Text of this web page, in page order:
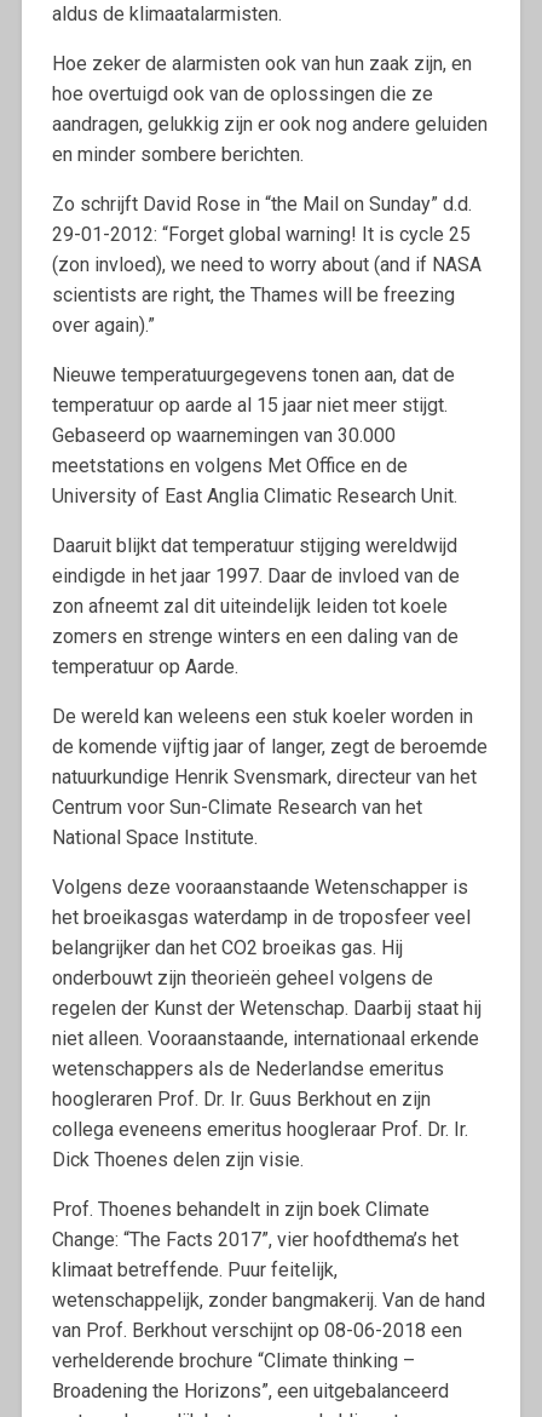
aldus de klimaatalarmisten.
Hoe zeker de alarmisten ook van hun zaak zijn, en
hoe overtuigd ook van de oplossingen die ze
aandragen, gelukkig zijn er ook nog andere geluiden
en minder sombere berichten.
Zo schrijft David Rose in “the Mail on Sunday” d.d.
29-01-2012: “Forget global warning! It is cycle 25
(zon invloed), we need to worry about (and if NASA
scientists are right, the Thames will be freezing
over again).”
Nieuwe temperatuurgegevens tonen aan, dat de
temperatuur op aarde al 15 jaar niet meer stijgt.
Gebaseerd op waarnemingen van 30.000
meetstations en volgens Met Office en de
University of East Anglia Climatic Research Unit.
Daaruit blijkt dat temperatuur stijging wereldwijd
eindigde in het jaar 1997. Daar de invloed van de
zon afneemt zal dit uiteindelijk leiden tot koele
zomers en strenge winters en een daling van de
temperatuur op Aarde.
De wereld kan weleens een stuk koeler worden in
de komende vijftig jaar of langer, zegt de beroemde
natuurkundige Henrik Svensmark, directeur van het
Centrum voor Sun-Climate Research van het
National Space Institute.
Volgens deze vooraanstaande Wetenschapper is
het broeikasgas waterdamp in de troposfeer veel
belangrijker dan het CO2 broeikas gas. Hij
onderbouwt zijn theorieën geheel volgens de
regelen der Kunst der Wetenschap. Daarbij staat hij
niet alleen. Vooraanstaande, internationaal erkende
wetenschappers als de Nederlandse emeritus
hoogleraren Prof. Dr. Ir. Guus Berkhout en zijn
collega eveneens emeritus hoogleraar Prof. Dr. Ir.
Dick Thoenes delen zijn visie.
Prof. Thoenes behandelt in zijn boek Climate
Change: “The Facts 2017”, vier hoofdthema’s het
klimaat betreffende. Puur feitelijk,
wetenschappelijk, zonder bangmakerij. Van de hand
van Prof. Berkhout verschijnt op 08-06-2018 een
verhelderende brochure “Climate thinking –
Broadening the Horizons”, een uitgebalanceerd